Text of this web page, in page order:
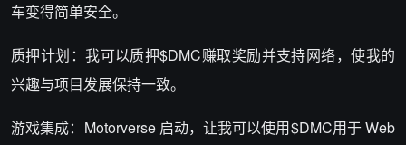
车变得简单安全。
质押计划 ：我可以质押$DMC赚取奖励并支持网络，使我的
兴趣与项目发展保持一致。
游戏集成：Motorverse 启动，让我可以使用$DMC用于 Web